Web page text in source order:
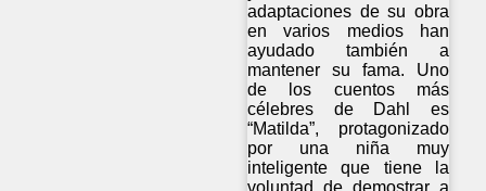
adaptaciones de su obra
en varios medios han
ayudado también a
mantener su fama. Uno
de los cuentos más
célebres de Dahl es
“Matilda”, protagonizado
por una niña muy
inteligente que tiene la